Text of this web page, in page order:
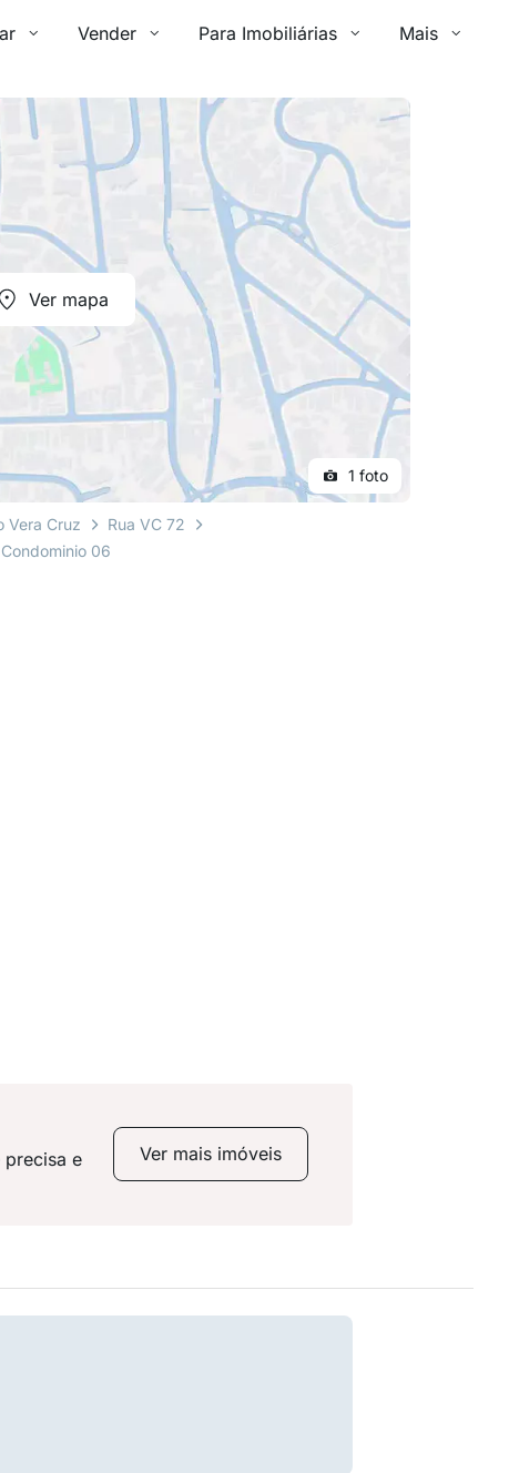
Vender Para Imobiliárias Mais
Ver mapa
1 foto
Vera Cruz
Rua VC 72
06
e
Ver mais imóveis